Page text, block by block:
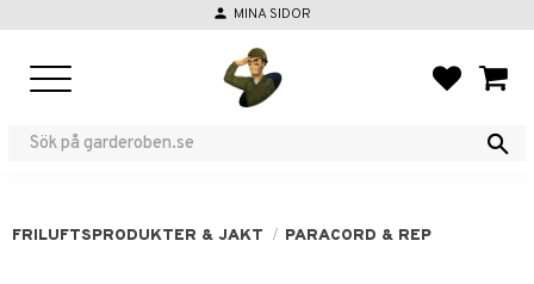
person MINA SIDOR
FRILUFTSPRODUKTER & JAKT PARACORD & REP